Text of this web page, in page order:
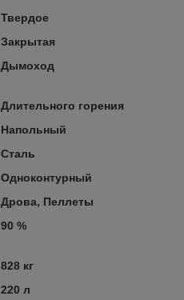
Твердое
Закрытая
Дымоход
Длительного горения
Напольный
Сталь
Одноконтурный
Дрова, Пеллеты
90 %
828 кг
220 л